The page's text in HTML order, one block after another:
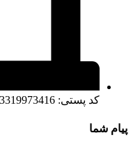
کد پستی: 3319973416
پیام شما